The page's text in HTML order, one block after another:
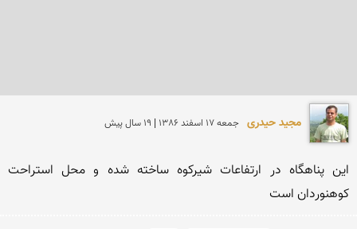
مجید حیدری جمعه 17 اسفند 1386 | 19 سال پیش
كوهنوردان است